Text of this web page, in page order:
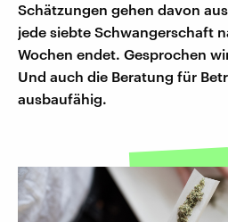
Schätzungen gehen davon
jede siebte Schwangerschaft
Wochen endet. Gesprochen
Und auch die Beratung für
ausbaufähig.